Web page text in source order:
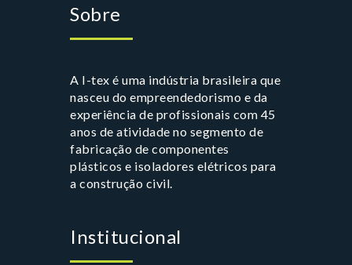
Sobre
A I-tex é uma indústria brasileira que
nasceu do empreendedorismo e da
experiência de profissionais com 45
anos de atividade no segmento de
fabricação de componentes
plásticos e isoladores elétricos para
a construção civil.
Institucional